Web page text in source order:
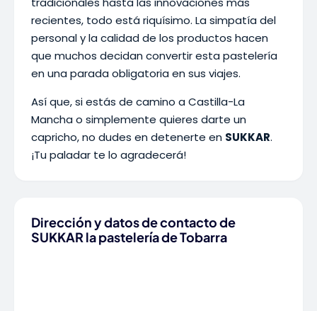
recientes, todo está riquísimo. La simpatía del
personal y la calidad de los productos hacen
que muchos decidan convertir esta pastelería
en una parada obligatoria en sus viajes.
Así que, si estás de camino a Castilla-La
Mancha o simplemente quieres darte un
capricho, no dudes en detenerte en SUKKAR.
¡Tu paladar te lo agradecerá!
Dirección y datos de contacto de
SUKKAR la pastelería de Tobarra